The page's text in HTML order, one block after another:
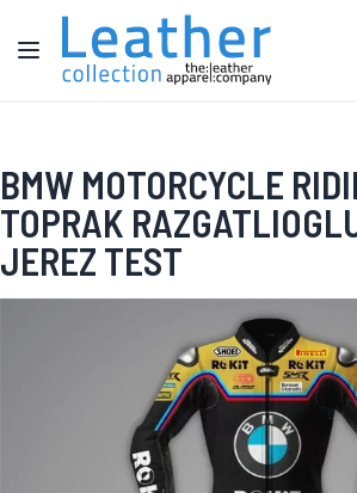
Pular para o conteúdo
Alternar Nav
BMW MOTORCYCLE
TOPRAK
JEREZ TEST